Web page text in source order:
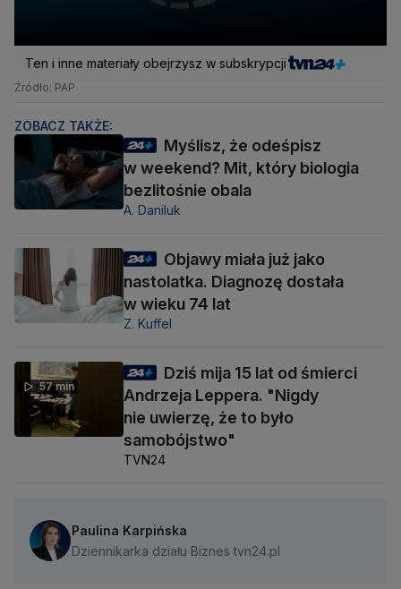
Ten i inne materiały obejrzysz w subskrypcji
Źródło: PAP
ZOBACZ TAKŻE:
Myślisz, że odeśpisz
w weekend? Mit, który biologia
bezlitośnie obala
A. Daniluk
Objawy miała już jako
nastolatka. Diagnozę dostała
w wieku 74 lat
Z. Kuffel
57 min
Dziś mija 15 lat od śmierci
Andrzeja Leppera. "Nigdy
nie uwierzę, że to było
samobójstwo"
TVN24
Paulina Karpińska
Dziennikarka działu Biznes tvn24.pl